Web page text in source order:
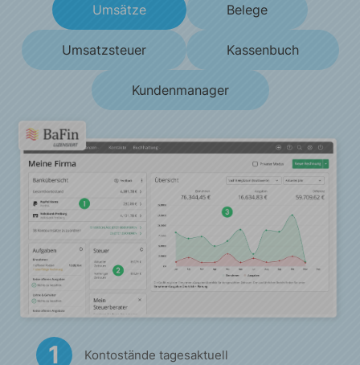
Umsätze Belege
Umsatzsteuer Kassenbuch
Kundenmanager
Kontostände tagesaktuell